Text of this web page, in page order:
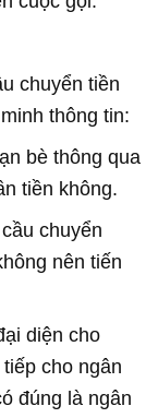
chuyển tiền
thông tin:
bè thông qua
tiền không.
chuyển
nên tiến
diện cho
cho ngân
đúng là ngân